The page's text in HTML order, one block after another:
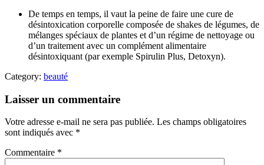
De temps en temps, il vaut la peine de faire une cure de
désintoxication corporelle composée de shakes de légumes, de
mélanges spéciaux de plantes et d’un régime de nettoyage ou
d’un traitement avec un complément alimentaire
désintoxiquant (par exemple Spirulin Plus, Detoxyn).
Category: beauté
Laisser un commentaire
Votre adresse e-mail ne sera pas publiée. Les champs obligatoires
sont indiqués avec *
Commentaire *